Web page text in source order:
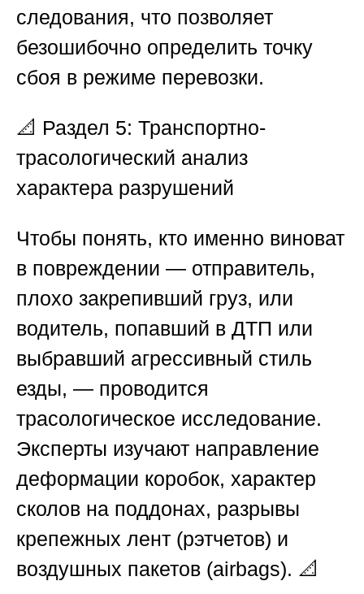
следования, что позволяет
безошибочно определить точку
сбоя в режиме перевозки.
📐 Раздел 5: Транспортно-
трасологический анализ
характера разрушений
Чтобы понять, кто именно виноват
в повреждении — отправитель,
плохо закрепивший груз, или
водитель, попавший в ДТП или
выбравший агрессивный стиль
езды, — проводится
трасологическое исследование.
Эксперты изучают направление
деформации коробок, характер
сколов на поддонах, разрывы
крепежных лент (рэтчетов) и
воздушных пакетов (airbags). 📐